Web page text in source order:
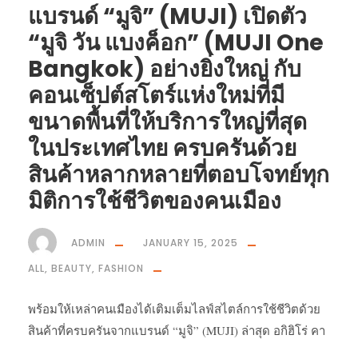
แบรนด์ “มูจิ” (MUJI) เปิดตัว
“มูจิ วัน แบงค็อก” (MUJI One
Bangkok) อย่างยิ่งใหญ่ กับ
คอนเซ็ปต์สโตร์แห่งใหม่ที่มี
ขนาดพื้นที่ให้บริการใหญ่ที่สุด
ในประเทศไทย ครบครันด้วย
สินค้าหลากหลายที่ตอบโจทย์ทุก
มิติการใช้ชีวิตของคนเมือง
ADMIN
JANUARY 15, 2025
ALL, BEAUTY, FASHION
พร้อมให้เหล่าคนเมืองได้เติมเต็มไลฟ์สไตล์การใช้ชีวิตด้วย
สินค้าที่ครบครันจากแบรนด์ “มูจิ” (MUJI) ล่าสุด อกิฮิโร่ คา